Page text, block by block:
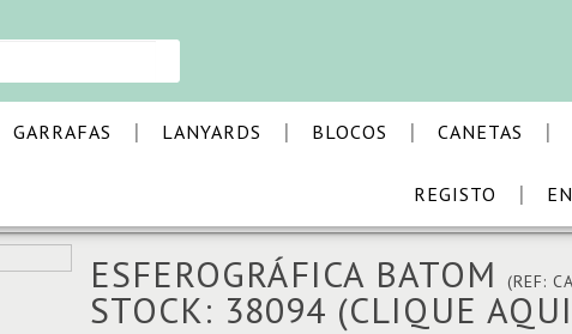
GARRAFAS | LANYARDS | BLOCOS | CANETAS |
|
REGISTO
ESFEROGRÁFICA BATOM (REF:
STOCK: 38094 (CLIQUE